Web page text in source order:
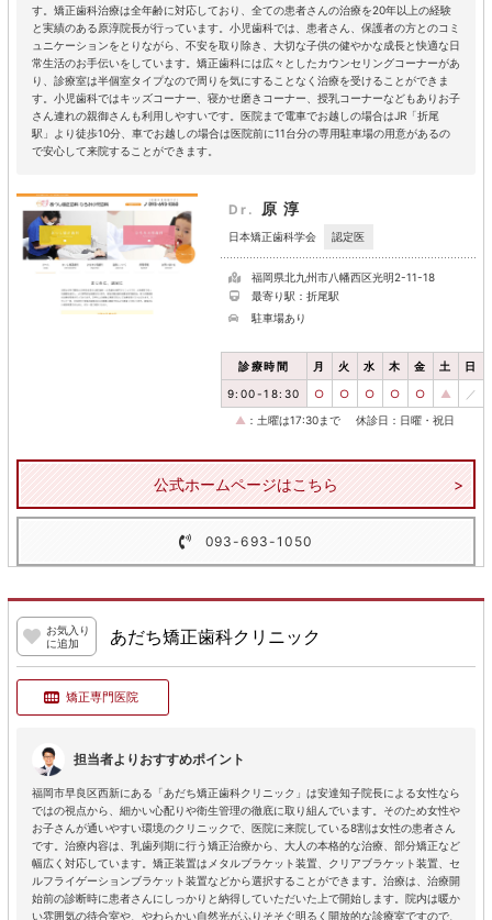
す。矯正歯科治療は全年齢に対応しており、全ての患者さんの治療を20年以上の経験
と実績のある原淳院長が行っています。小児歯科では、患者さん、保護者の方とのコミ
ュニケーションをとりながら、不安を取り除き、大切な子供の健やかな成長と快適な日
常生活のお手伝いをしています。矯正歯科には広々としたカウンセリングコーナーがあ
り、診療室は半個室タイプなので周りを気にすることなく治療を受けることができま
す。小児歯科ではキッズコーナー、寝かせ磨きコーナー、授乳コーナーなどもありお子
さん連れの親御さんも利用しやすいです。医院まで電車でお越しの場合はJR「折尾
駅」より徒歩10分、車でお越しの場合は医院前に11台分の専用駐車場の用意があるの
で安心して来院することができます。
Dr. 原淳
日本矯正歯科学会 認定医
福岡県北九州市八幡西区光明2-11-18
最寄り駅：折尾駅
駐車場あり
診療時間 月 火 水 木 金 土 日
9:00-18:30 ○ ○ ○ ○ ○ ▲ ／
▲ ：土曜は17:30まで 休診日：日曜・祝日
公式ホームページはこちら
093-693-1050
お気入り
に追加
あだち矯正歯科クリニック
矯正専門医院
担当者よりおすすめポイント
福岡市早良区西新にある「あだち矯正歯科クリニック」は安達知子院長による女性なら
ではの視点から、細かい心配りや衛生管理の徹底に取り組んでいます。そのため女性や
お子さんが通いやすい環境のクリニックで、医院に来院している8割は女性の患者さん
です。治療内容は、乳歯列期に行う矯正治療から、大人の本格的な治療、部分矯正など
幅広く対応しています。矯正装置はメタルブラケット装置、クリアブラケット装置、セ
ルフライゲーションブラケット装置などから選択することができます。治療は、治療開
始前の診断時に患者さんにしっかりと納得していただいた上で開始します。院内は暖か
い雰囲気の待合室や、やわらかい自然光がふりそそぐ明るく開放的な診療室ですので、